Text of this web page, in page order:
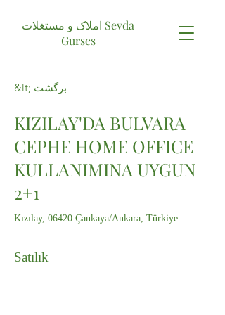
املاک و مستغلات Sevda
Gurses
&lt; برگشت
KIZILAY'DA BULVARA
CEPHE HOME OFFICE
KULLANIMINA UYGUN
2+1
Kızılay, 06420 Çankaya/Ankara, Türkiye
Satılık